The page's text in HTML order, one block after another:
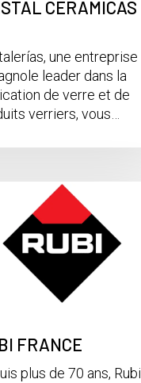
CERAMICAS
une entreprise
leader dans la
de verre et de
verriers, vous…
FRANCE
plus de 70 ans, Rubi